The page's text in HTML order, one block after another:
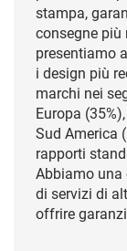
stampa,
consegne più
presentiamo
i design più
marchi nei
Europa
Sud America
rapporti
Abbiamo una
di servizi di
offrire